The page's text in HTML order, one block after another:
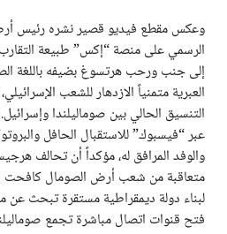
وعكس مقطع فيديو قصير نشره رئيس
الرسمي على منصة “إكس” طبيعة
إلى جنب ورحب هرتسوغ بضيفه باللغة
العبرية متمنياً الازدهار للشعب
التنسيق الحالي بين صوماليلندا
عبر “فيسبوك” للاستقبال الحافل
والوفد المرافق له، مؤكداً أن تحالف
متعاقبة من شعب أرض الصومال كافحت
لبناء دولة ديمقراطية مستقرة تبحث
فتح قنوات اتصال مباشرة تجمع